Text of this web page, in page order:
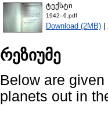
ტექსტი
1942–6.pdf
Download (2MB) |
რეზიუმე
Below are
planets out in